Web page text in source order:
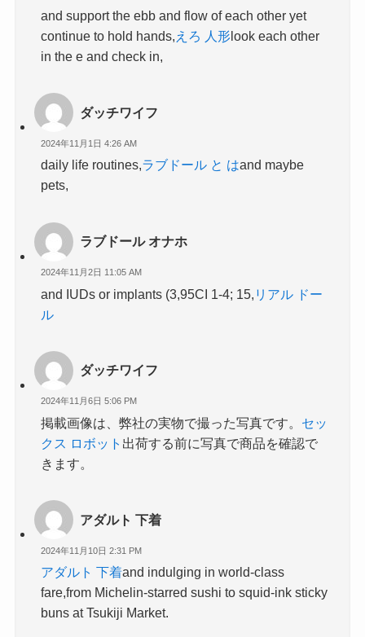
and support the ebb and flow of each other yet
continue to hold hands, えろ 人形look each other
in the e and check in,
ダッチワイフ
2024年11月1日 4:26 AM
daily life routines,ラブドール と はand maybe
pets,
ラブドール オナホ
2024年11月2日 11:05 AM
and IUDs or implants (3,95CI 1-4; 15, リアル ドー
ル
ダッチワイフ
2024年11月6日 5:06 PM
掲載画像は、弊社の実物で撮った写真です。 セッ
クス ロボット 出荷する前に写真で商品を確認で
きます。
アダルト 下着
2024年11月10日 2:31 PM
アダルト 下着and indulging in world-class
fare,from Michelin-starred sushi to squid-ink sticky
buns at Tsukiji Market.